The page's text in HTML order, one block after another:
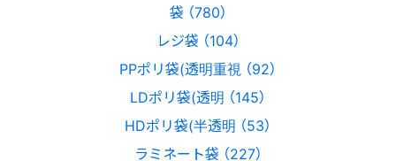
袋 （780）
レジ袋 （104）
PPポリ袋(透明重視 （92）
LDポリ袋(透明 （145）
HDポリ袋(半透明 （53）
ラミネート袋 （227）